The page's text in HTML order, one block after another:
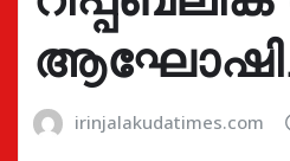
irinjalakudatimes.com